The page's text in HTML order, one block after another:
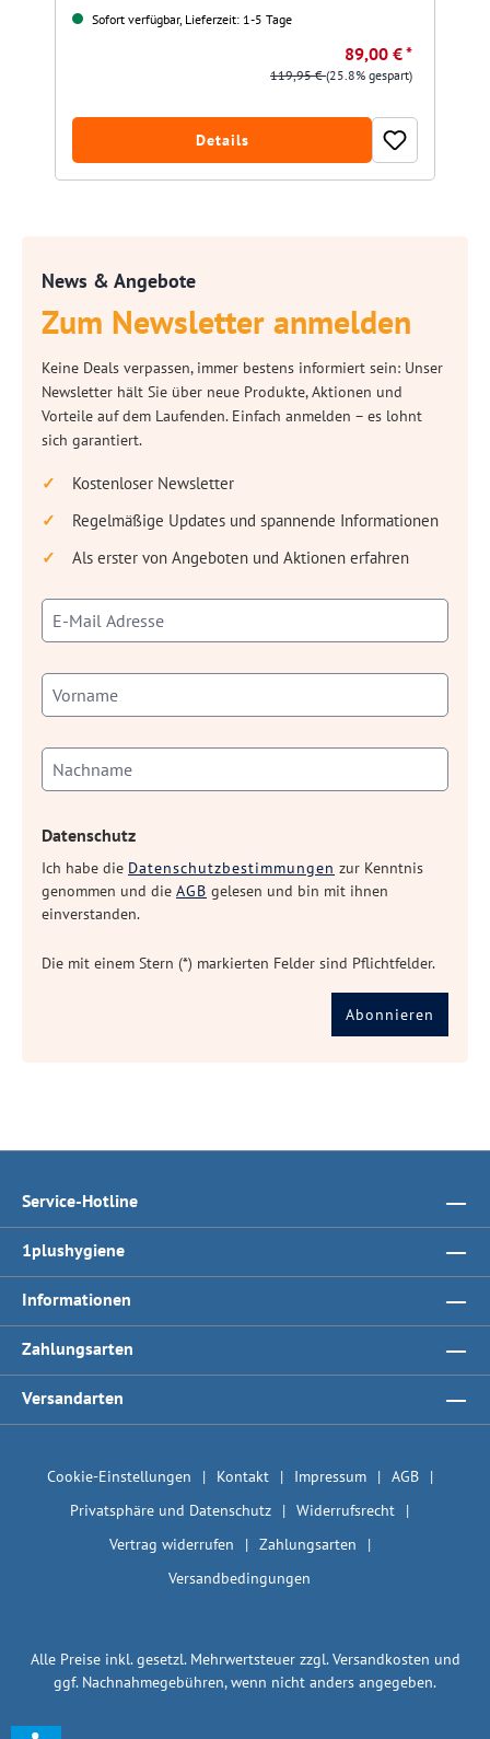
Sofort verfügbar, Lieferzeit: 1-5 Tage
89,00 € *
119,95 €(25.8% gespart)
Details
News & Angebote
Zum Newsletter anmelden
Keine Deals verpassen, immer bestens informiert sein: Unser
Newsletter hält Sie über neue Produkte, Aktionen und
Vorteile auf dem Laufenden. Einfach anmelden – es lohnt
sich garantiert.
Kostenloser Newsletter
Regelmäßige Updates und spannende Informationen
Als erster von Angeboten und Aktionen erfahren
Datenschutz
Ich habe die Datenschutzbestimmungen zur Kenntnis
genommen und die AGB gelesen und bin mit ihnen
einverstanden.
Die mit einem Stern (*) markierten Felder sind Pflichtfelder.
Abonnieren
Service-Hotline
1plushygiene
Informationen
Zahlungsarten
Versandarten
Cookie-Einstellungen Kontakt Impressum
AGB
Privatsphäre und Datenschutz
Widerrufsrecht
Vertrag widerrufen
Zahlungsarten
Versandbedingungen
Alle Preise inkl. gesetzl. Mehrwertsteuer zzgl.Versandkosten und
ggf. Nachnahmegebühren, wenn nicht anders angegeben.